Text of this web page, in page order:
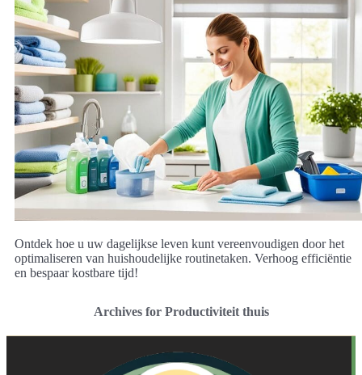
Ontdek hoe u uw dagelijkse leven kunt vereenvoudigen door het
optimaliseren van huishoudelijke routinetaken. Verhoog efficiëntie
en bespaar kostbare tijd!
Archives for Productiviteit thuis